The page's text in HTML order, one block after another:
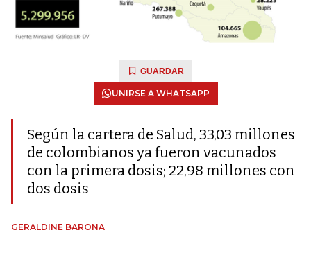
GUARDAR
UNIRSE A WHATSAPP
Según la cartera de Salud, 33,03 millones
de colombianos ya fueron vacunados
con la primera dosis; 22,98 millones con
dos dosis
GERALDINE BARONA